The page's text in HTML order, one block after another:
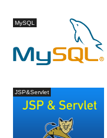
MySQL
JSP&Servlet